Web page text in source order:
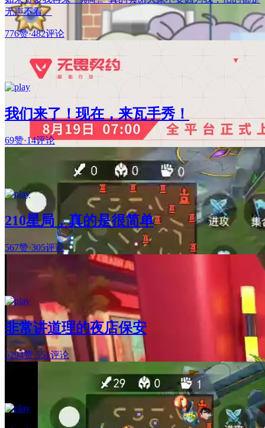
无声不看。
776赞·482评论
我们来了！现在，来瓦手秀！
69赞·14评论
210星局，真的是很简单
567赞·305评论
非常讲道理的夜店保安
5294赞·551评论